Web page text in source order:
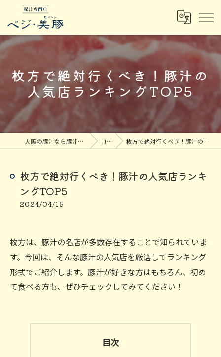
枚方で絶対行くべき！豚汁の
人気店ランキングTOP5
大阪の豚汁なら豚汁専門店ベジ・美豚 コラム 枚方で絶対行くべき！豚汁の人気店ランキングTOP5
枚方で絶対行くべき！豚汁の人気店ランキ
ングTOP5
2024/04/15
枚方は、豚汁の名店が多数存在することで知られていま
す。今回は、そんな豚汁の人気店を厳選してランキング
形式でご紹介します。豚汁が好きな方はもちろん、初め
て食べる方も、ぜひチェックしてみてください！
目次